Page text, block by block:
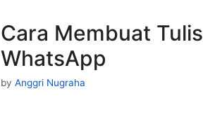
Cara Membuat
WhatsApp
by Anggri Nugraha